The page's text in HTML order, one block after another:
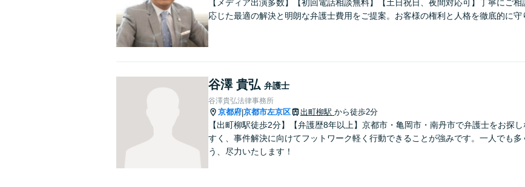
【メディア出演多数】【初回電話相談無料】【土日祝日、夜間対応可】丁寧にご
応じた最適の解決と明朗な弁護士費用をご提案。お客様の権利と人格を徹底的に守
谷澤 貴弘 弁護士
谷澤貴弘法律事務所
京都府|京都市左京区 出町柳駅 から徒歩2分
【出町柳駅徒歩2分】【弁護歴8年以上】京都市・亀岡市・南丹市で弁護士をお探
すく、事件解決に向けてフットワーク軽く行動できることが強みです。一人でも多
う、尽力いたします！